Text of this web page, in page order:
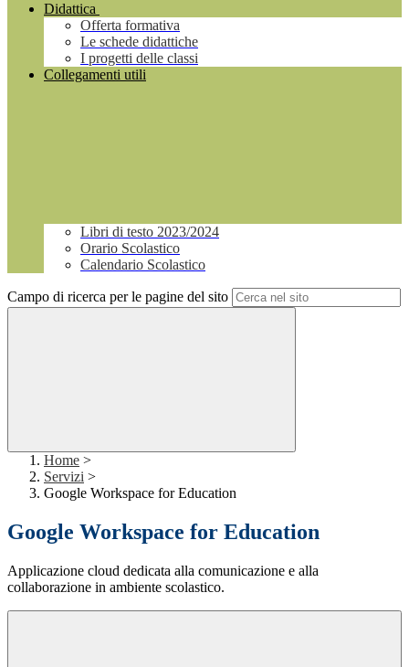
Didattica
Offerta formativa
Le schede didattiche
I progetti delle classi
Collegamenti utili
Libri di testo 2023/2024
Orario Scolastico
Calendario Scolastico
Campo di ricerca per le pagine del sito
Home >
Servizi >
Google Workspace for Education
Google Workspace for Education
Applicazione cloud dedicata alla comunicazione e alla
collaborazione in ambiente scolastico.